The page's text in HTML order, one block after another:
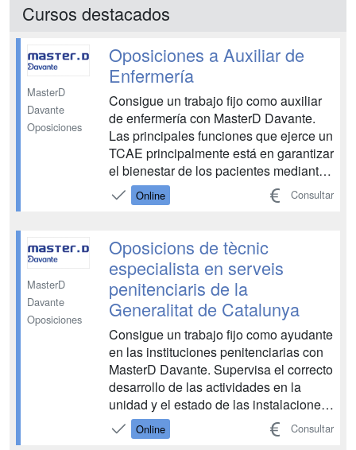
Cursos destacados
MasterD
Davante
Oposiciones
Oposiciones a Auxiliar de
Enfermería
Consigue un trabajo fijo como auxiliar
de enfermería con MasterD Davante.
Las principales funciones que ejerce un
TCAE principalmente está en garantizar
el bienestar de los pacientes mediante
la atención integral y el apoyo a los
especialistas. Las funciones incluyen
ayuda en la ingesta de alimentos,
administ...
Online Consultar
MasterD
Davante
Oposiciones
Oposicions de tècnic
especialista en serveis
penitenciaris de la
Generalitat de Catalunya
Consigue un trabajo fijo como ayudante
en las instituciones penitenciarias con
MasterD Davante. Supervisa el correcto
desarrollo de las actividades en la
unidad y el estado de las instalaciones
y su seguridad. Realiza tareas de
vigilancia, apertura y cierre de accesos,
Online Consultar